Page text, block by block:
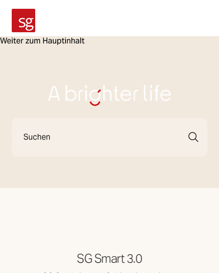
Weiter zum Hauptinhalt
SG Armaturen
A Brighter Life
SG Smart 3.0